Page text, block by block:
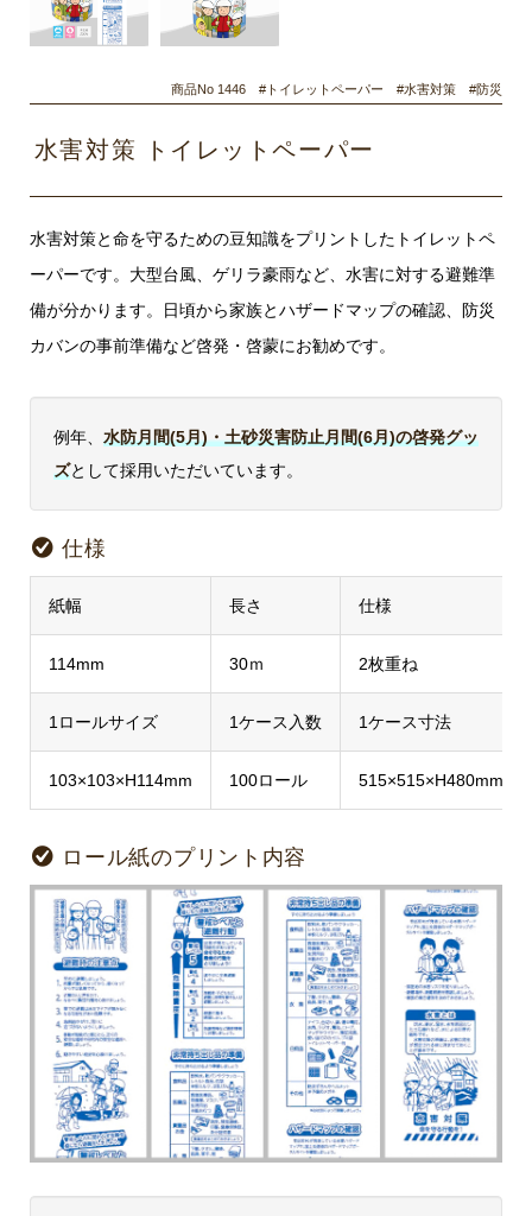
商品No 1446 #トイレットペーパー #水害対策 #防災
水害対策 トイレットペーパー
水害対策と命を守るための豆知識をプリントしたトイレットペ
ーパーです。大型台風、ゲリラ豪雨など、水害に対する避難準
備が分かります。日頃から家族とハザードマップの確認、防災
カバンの事前準備など啓発・啓蒙にお勧めです。
例年、 水防月間(5月)・土砂災害防止月間(6月)の啓発グッ
ズとして採用いただいています。
仕様
紙幅 長さ 仕様
114mm 30ｍ 2枚重ね
1ロールサイズ 1ケース入数 1ケース寸法
103×103×H114mm 100ロール 515×515×H480mm
ロール紙のプリント内容